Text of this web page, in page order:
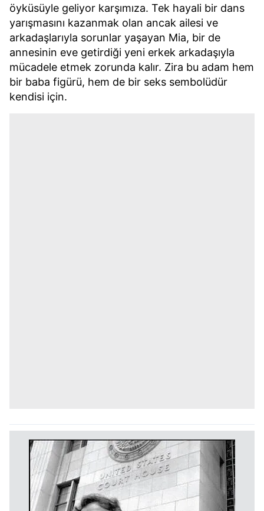
öyküsüyle geliyor karşımıza. Tek hayali bir dans
yarışmasını kazanmak olan ancak ailesi ve
arkadaşlarıyla sorunlar yaşayan Mia, bir de
annesinin eve getirdiği yeni erkek arkadaşıyla
mücadele etmek zorunda kalır. Zira bu adam hem
bir baba figürü, hem de bir seks sembolüdür
kendisi için.